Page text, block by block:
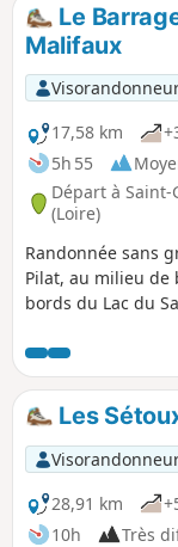
Le
Malifaux
17,58 km
5h 55
Départ à
(Loire)
Randonnée sans
Pilat, au milieu de
bords du Lac du
rafraichissante.
Malifaux se situe
beaucoup de
centenaires.
Les
28,91 km
10h
Très